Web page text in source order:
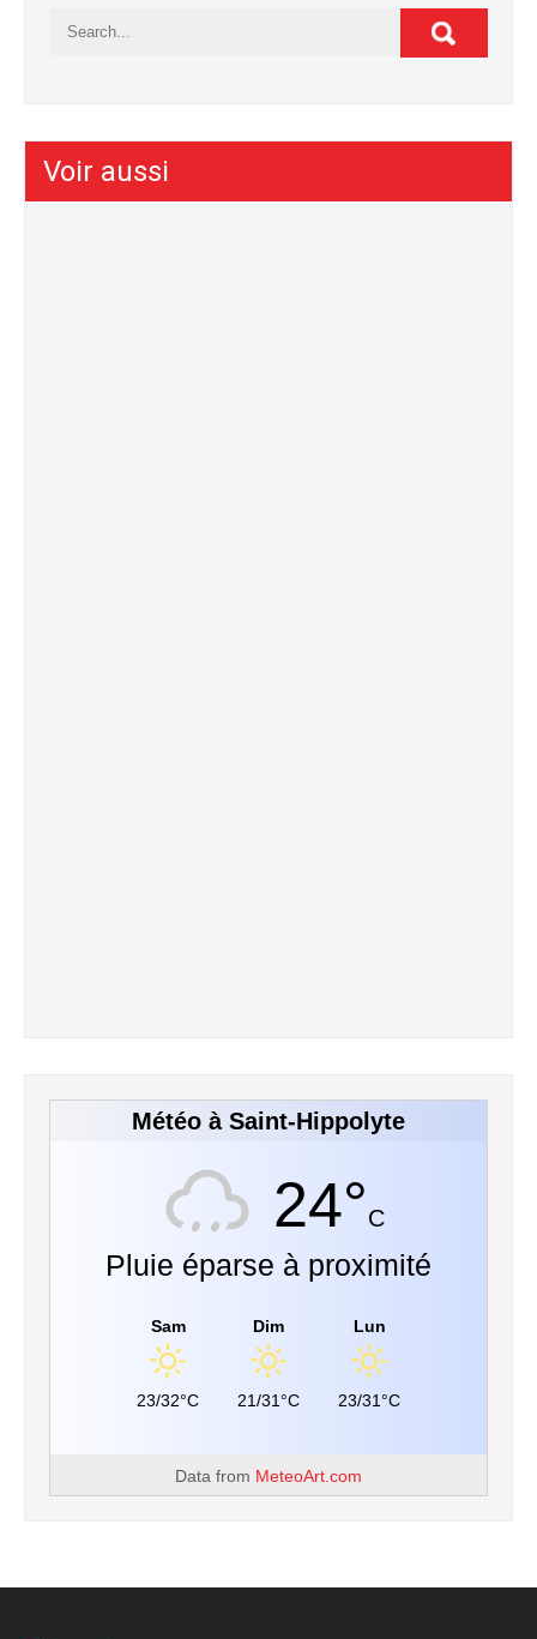
Voir aussi
Météo à Saint-Hippolyte
24°C
Pluie éparse à proximité
Sam
23/32°C
Dim
21/31°C
Lun
23/31°C
Data from MeteoArt.com